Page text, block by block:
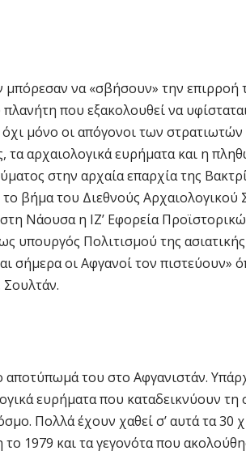
μπόρεσαν να «σβήσουν» την
που εξακολουθεί να
μόνο οι απόγονοι των
αρχαιολογικά ευρήματα και η
στην αρχαία επαρχία της
βήμα του Διεθνούς Αρχαιολογικού
Νάουσα η ΙΖ’ Εφορεία
υπουργός Πολιτισμού της
σήμερα οι Αφγανοί τον πιστεύουν»
Σουλτάν.
αποτύπωμά του στο Αφγανιστάν.
ευρήματα που καταδεικνύουν τη
Πολλά έχουν χαθεί σ’ αυτά τα 30
1979 και τα γεγονότα που